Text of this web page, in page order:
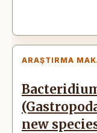
ARAŞTIRMA
new